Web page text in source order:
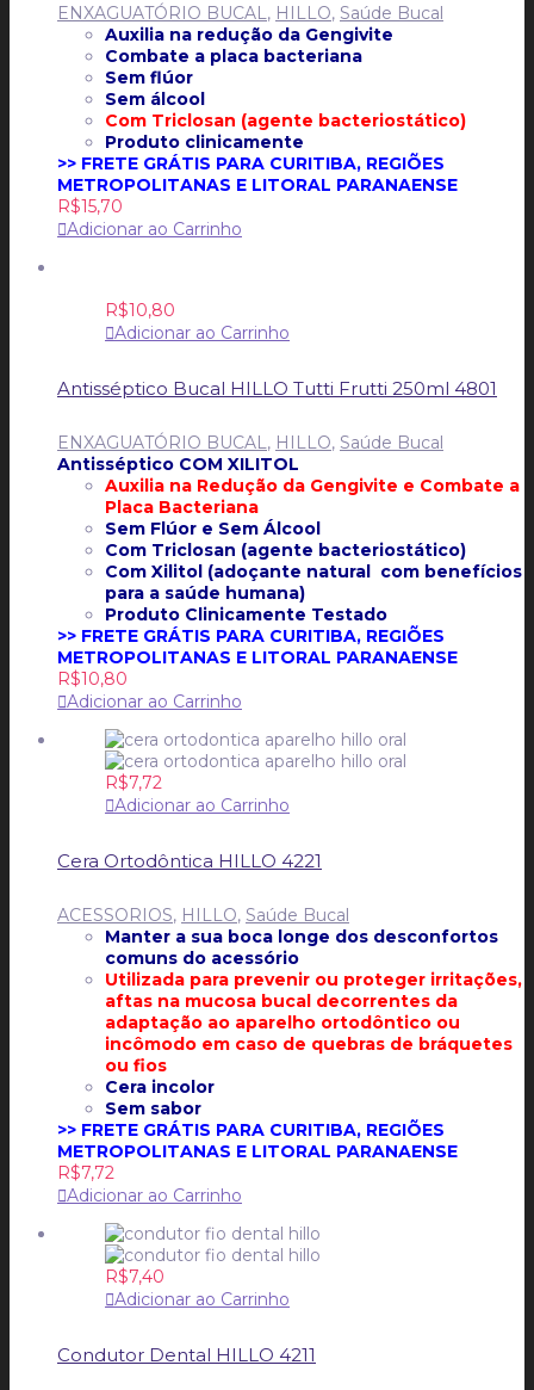
ENXAGUATÓRIO BUCAL, HILLO, Saúde Bucal
Auxilia na redução da Gengivite
Combate a placa bacteriana
Sem flúor
Sem álcool
Com Triclosan (agente bacteriostático)
Produto clinicamente
>> FRETE GRÁTIS PARA CURITIBA, REGIÕES
METROPOLITANAS E LITORAL PARANAENSE
R$15,70
Adicionar ao Carrinho
R$10,80
Adicionar ao Carrinho
Antisséptico Bucal HILLO Tutti Frutti 250ml 4801
ENXAGUATÓRIO BUCAL, HILLO, Saúde Bucal
Antisséptico COM XILITOL
Auxilia na Redução da Gengivite e Combate a
Placa Bacteriana
Sem Flúor e Sem Álcool
Com Triclosan (agente bacteriostático)
Com Xilitol (adoçante natural com benefícios
para a saúde humana)
Produto Clinicamente Testado
>> FRETE GRÁTIS PARA CURITIBA, REGIÕES
METROPOLITANAS E LITORAL PARANAENSE
R$10,80
Adicionar ao Carrinho
R$7,72
Adicionar ao Carrinho
Cera Ortodôntica HILLO 4221
ACESSORIOS, HILLO, Saúde Bucal
Manter a sua boca longe dos desconfortos
comuns do acessório
Utilizada para prevenir ou proteger irritações,
aftas na mucosa bucal decorrentes da
adaptação ao aparelho ortodôntico ou
incômodo em caso de quebras de bráquetes
ou fios
Cera incolor
Sem sabor
>> FRETE GRÁTIS PARA CURITIBA, REGIÕES
METROPOLITANAS E LITORAL PARANAENSE
R$7,72
Adicionar ao Carrinho
R$7,40
Adicionar ao Carrinho
Condutor Dental HILLO 4211